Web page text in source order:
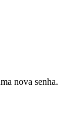
nova senha.